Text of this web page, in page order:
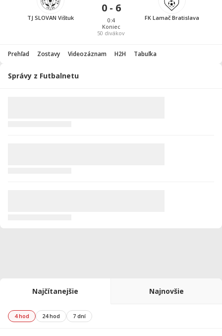
TJ SLOVAN Vištuk
0 - 6
0:4
Koniec
50 divákov
FK Lamač Bratislava
Prehľad Zostavy Videozáznam H2H Tabuľka
Správy z Futbalnetu
Najčítanejšie Najnovšie
4 hod 24 hod 7 dní